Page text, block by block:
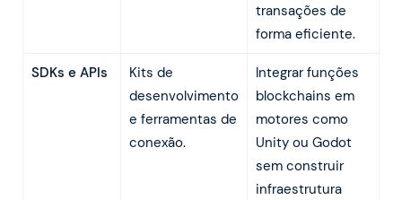
transações de
forma eficiente.
SDKs e APIs
Kits de
desenvolvimento
e ferramentas de
conexão.
Integrar funções
blockchains em
motores como
Unity ou Godot
sem construir
infraestrutura